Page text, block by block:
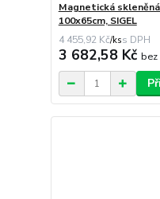
Magnetická
100x65cm, SIGEL
4 455,92 Kč/ks
3 682,58 Kč bez